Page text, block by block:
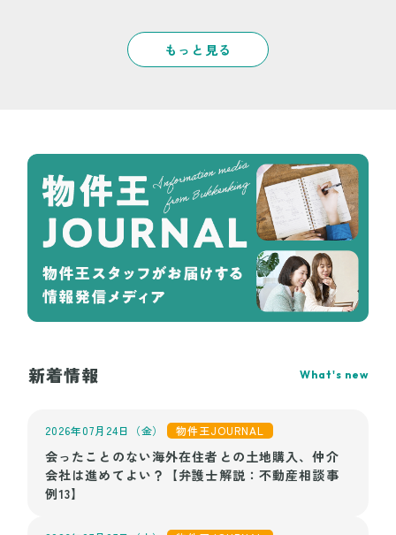
もっと見る
新着情報 What's new
2026年07月24日（金） 物件王JOURNAL
会ったことのない海外在住者との土地購入、仲介
会社は進めてよい？【弁護士解説：不動産相談事
例13】